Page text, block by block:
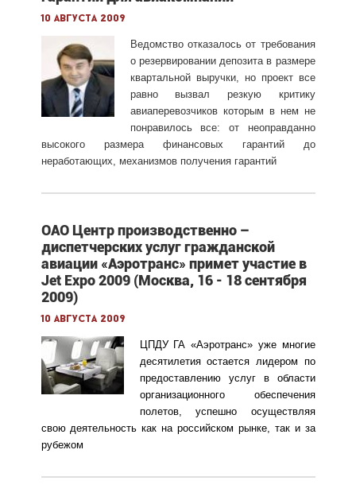
10 августа 2009
Ведомство отказалось от требования
о резервировании депозита в размере
квартальной выручки, но проект все
равно вызвал резкую критику
авиаперевозчиков которым в нем не
понравилось все: от неоправданно
высокого размера финансовых гарантий до
неработающих, механизмов получения гарантий
ОАО Центр производственно –
диспетчерских услуг гражданской
авиации «Аэротранс» примет участие в
Jet Expo 2009 (Москва, 16 - 18 сентября
2009)
10 августа 2009
ЦПДУ ГА «Аэротранс» уже многие
десятилетия остается лидером по
предоставлению услуг в области
организационного обеспечения
полетов, успешно осуществляя
свою деятельность как на российском рынке, так и за
рубежом